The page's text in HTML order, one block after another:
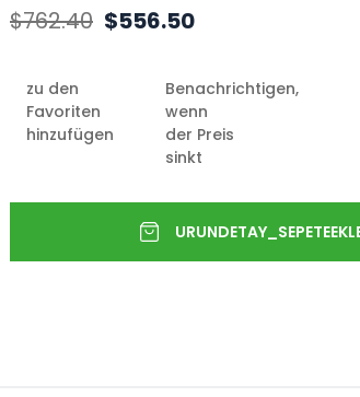
$762.40 $556.50
zu den
Favoriten
hinzufügen
Benachrichtigen,
wenn
der Preis
sinkt